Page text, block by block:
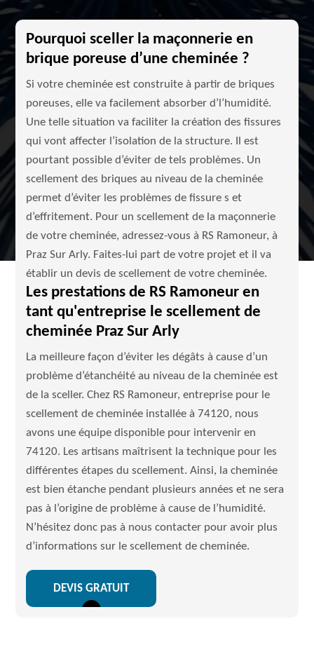
Pourquoi sceller la maçonnerie en
brique poreuse d’une cheminée ?
Si votre cheminée est construite à partir de briques
poreuses, elle va facilement absorber d’l’humidité.
Une telle situation va faciliter la création des fissures
qui vont affecter l’isolation de la structure. Il est
pourtant possible d’éviter de tels problèmes. Un
scellement des briques au niveau de la cheminée
permet d’éviter les problèmes de fissure s et
d’effritement. Pour un scellement de la maçonnerie
de votre cheminée, adressez-vous à RS Ramoneur, à
Praz Sur Arly. Faites-lui part de votre projet et il va
établir un devis de scellement de votre cheminée.
Les prestations de RS Ramoneur en
tant qu'entreprise le scellement de
cheminée Praz Sur Arly
La meilleure façon d’éviter les dégâts à cause d’un
problème d’étanchéité au niveau de la cheminée est
de la sceller. Chez RS Ramoneur, entreprise pour le
scellement de cheminée installée à 74120, nous
avons une équipe disponible pour intervenir en
74120. Les artisans maîtrisent la technique pour les
différentes étapes du scellement. Ainsi, la cheminée
est bien étanche pendant plusieurs années et ne sera
pas à l’origine de problème à cause de l’humidité.
N’hésitez donc pas à nous contacter pour avoir plus
d’informations sur le scellement de cheminée.
DEVIS GRATUIT